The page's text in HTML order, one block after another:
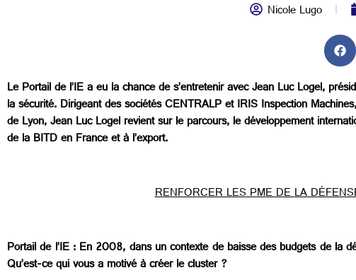
Nicole Lugo
Le Portail de l’IE a eu la chance de s’entretenir avec Jean Luc Logel,
la sécurité. Dirigeant des sociétés CENTRALP et IRIS Inspection
de Lyon, Jean Luc Logel revient sur le parcours, le développement
de la BITD en France et à l’export.
RENFORCER LES PME DE LA
Portail de l’IE :En 2008, dans un contexte de baisse des budgets de la
Qu’est-ce qui vous a motivé à créer le cluster ?